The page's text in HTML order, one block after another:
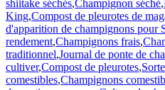
shiitake séchés,Champignon séché,
King,Compost de pleurotes de
d'apparition de champignons pour
rendement,Champignons frais,
traditionnel,Journal de ponte de
cultiver,Compost de pleurotes,
comestibles,Champignons